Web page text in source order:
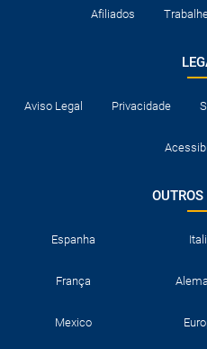
Afiliados
Aviso Legal Privacidade
Espanha
França
Mexico